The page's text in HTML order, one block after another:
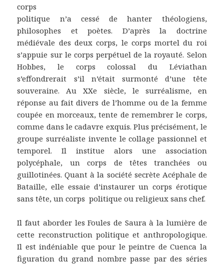
corps
politique n’a cessé de hanter théologiens,
philosophes et poètes. D’après la doctrine
médiévale des deux corps, le corps mortel du roi
s’appuie sur le corps perpétuel de la royauté. Selon
Hobbes, le corps colossal du Léviathan
s’effondrerait s’il n’était surmonté d’une tête
souveraine. Au XXe siècle, le surréalisme, en
réponse au fait divers de l’homme ou de la femme
coupée en morceaux, tente de remembrer le corps,
comme dans le cadavre exquis. Plus précisément, le
groupe surréaliste invente le collage passionnel et
temporel. Il institue alors une association
polycéphale, un corps de têtes tranchées ou
guillotinées. Quant à la société secrète Acéphale de
Bataille, elle essaie d’instaurer un corps érotique
sans tête, un corps politique ou religieux sans chef.
Il faut aborder les Foules de Saura à la lumière de
cette reconstruction politique et anthropologique.
Il est indéniable que pour le peintre de Cuenca la
figuration du grand nombre passe par des séries